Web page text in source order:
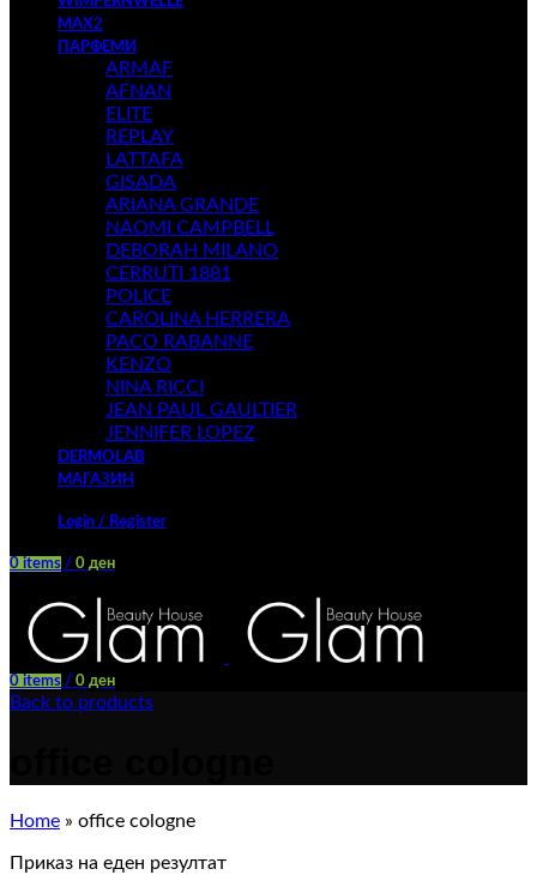
MAX2
ПАРФЕМИ
ARMAF
AFNAN
ELITE
REPLAY
LATTAFA
GISADA
ARIANA GRANDE
NAOMI CAMPBELL
DEBORAH MILANO
CERRUTI 1881
POLICE
CAROLINA HERRERA
PACO RABANNE
KENZO
NINA RICCI
JEAN PAUL GAULTIER
JENNIFER LOPEZ
DERMOLAB
МАГАЗИН
Login / Register
0 items / 0 ден
0 items / 0 ден
Back to products
Home » office cologne
Приказ на еден резултат